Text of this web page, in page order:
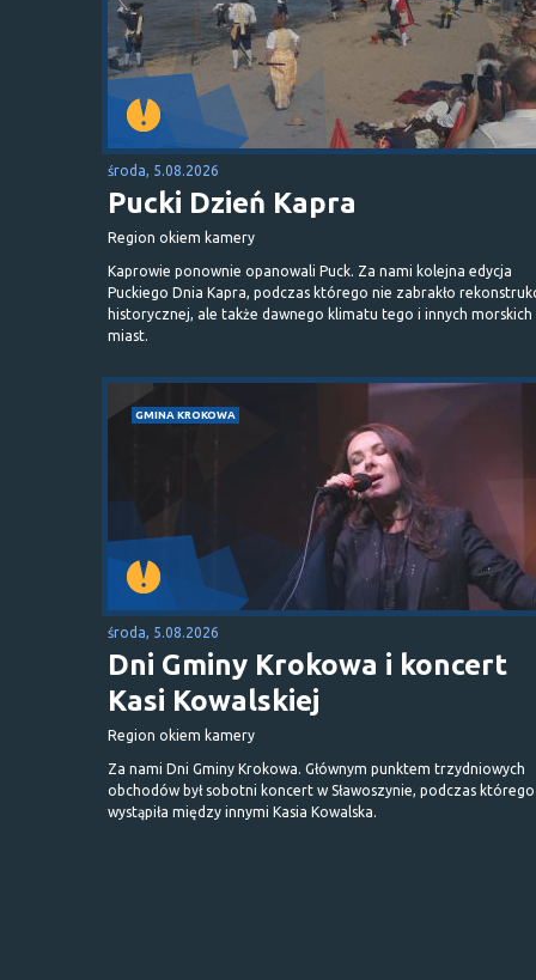
środa, 5.08.2026
Pucki Dzień Kapra
Region okiem kamery
Kaprowie ponownie opanowali Puck. Za nami kolejna edycja
Puckiego Dnia Kapra, podczas którego nie zabrakło
historycznej, ale także dawnego klimatu tego i innych morskich
miast.
GMINA KROKOWA
środa, 5.08.2026
Dni Gminy Krokowa i koncert
Kasi Kowalskiej
Region okiem kamery
Za nami Dni Gminy Krokowa. Głównym punktem trzydniowych
obchodów był sobotni koncert w Sławoszynie, podczas którego
wystąpiła między innymi Kasia Kowalska.